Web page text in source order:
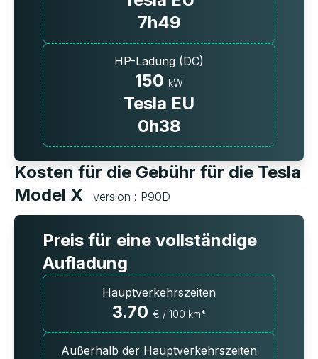
7h49
HP-Ladung (DC)
150 kW
Tesla EU
0h38
Kosten für die Gebühr für die Tesla
Model X
version : P90D
Preis für eine vollständige
Aufladung
Hauptverkehrszeiten
3.70 € / 100 km*
Außerhalb der Hauptverkehrszeiten